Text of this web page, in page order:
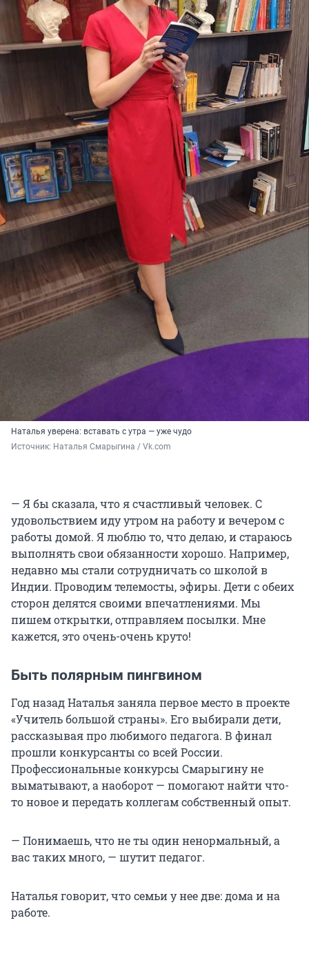
Наталья уверена: вставать с утра — уже чудо
Источник: Наталья Смарыгина / Vk.com
— Я бы сказала, что я счастливый человек. С
удовольствием иду утром на работу и вечером с
работы домой. Я люблю то, что делаю, и стараюсь
выполнять свои обязанности хорошо. Например,
недавно мы стали сотрудничать со школой в
Индии. Проводим телемосты, эфиры. Дети с обеих
сторон делятся своими впечатлениями. Мы
пишем открытки, отправляем посылки. Мне
кажется, это очень-очень круто!
Быть полярным пингвином
Год назад Наталья заняла первое место в проекте
«Учитель большой страны». Его выбирали дети,
рассказывая про любимого педагога. В финал
прошли конкурсанты со всей России.
Профессиональные конкурсы Смарыгину не
выматывают, а наоборот — помогают найти что-
то новое и передать коллегам собственный опыт.
— Понимаешь, что не ты один ненормальный, а
вас таких много, — шутит педагог.
Наталья говорит, что семьи у нее две: дома и на
работе.